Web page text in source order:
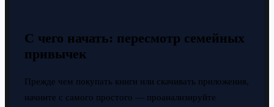
С чего начать: пересмотр семейных
привычек
Прежде чем покупать книги или скачивать приложения,
начните с самого простого — проанализируйте